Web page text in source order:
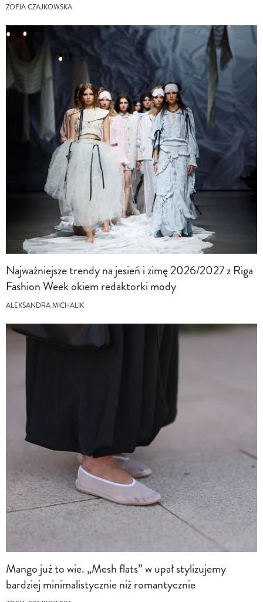
ZOFIA CZAJKOWSKA
Najważniejsze trendy na jesień i zimę 2026/2027 z Riga
Fashion Week okiem redaktorki mody
ALEKSANDRA MICHALIK
Mango już to wie. „Mesh flats” w upał stylizujemy
bardziej minimalistycznie niż romantycznie